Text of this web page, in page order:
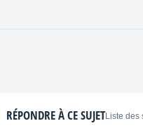
RÉPONDRE À CE SUJET